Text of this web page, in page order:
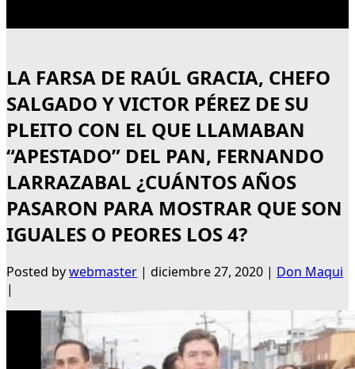
LA FARSA DE RAÚL GRACIA, CHEFO
SALGADO Y VICTOR PÉREZ DE SU
PLEITO CON EL QUE LLAMABAN
“APESTADO” DEL PAN, FERNANDO
LARRAZABAL ¿CUÁNTOS AÑOS
PASARON PARA MOSTRAR QUE SON
IGUALES O PEORES LOS 4?
Posted bywebmaster | diciembre 27, 2020 | Don Maqui
|